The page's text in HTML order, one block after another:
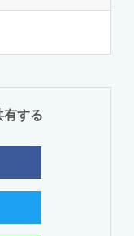
有する